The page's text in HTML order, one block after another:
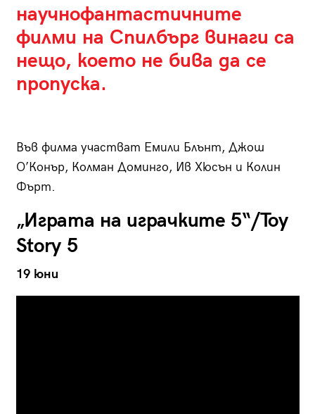
научнофантастичните
филми на Спилбърг винаги са
нещо, което не бива да се
пропуска.
Във филма участват Емили Блънт, Джош
О’Конър, Колман Доминго, Ив Хюсън и Колин
Фърт.
„Играта на играчките 5“/Toy
Story 5
19 юни